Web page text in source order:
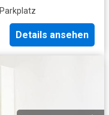
Parkplatz
Details ansehen